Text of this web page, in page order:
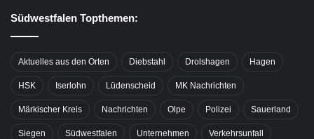
Südwestfalen Topthemen:
Aktuelles aus den Orten Diebstahl Drolshagen Hagen
HSK Iserlohn Lüdenscheid MK Nachrichten
Märkischer Kreis Nachrichten Olpe Polizei Sauerland
Siegen Südwestfalen Unternehmen Verkehrsunfall